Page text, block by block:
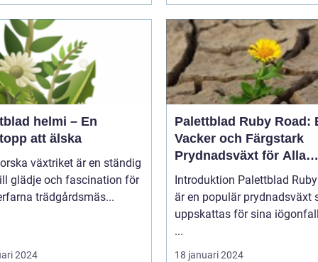
helmi – En
att älska
växtriket är en ständig
glädje och fascination för
trädgårdsmäs...
2024
Palettblad Ruby Road:
Vacker och Färgstark
Prydnadsväxt för Alla
Trädgårdar
Introduktion Palettblad Ruby Road
är en populär prydnadsväxt
uppskattas för sina
...
18 januari 2024